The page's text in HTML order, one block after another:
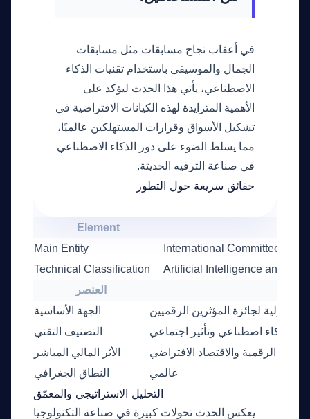
في أعقاب نجاح مسابقات مثل مسابقات
الجمال والموسيقى باستخدام تقنيات الذكاء
الاصطناعي، يأتي هذا الحدث ليؤكد على
الأهمية المتزايدة لهذه الكيانات الافتراضية في
تشكيل الأسواق وقرارات المستهلكين عالميًا،
مما يسلط الضوء على دور الذكاء الاصطناعي
في صناعة الترفيه الحديثة.
حقائق سريعة حول التطور
Element
Main Entity
International Committee for
Technical Classification
Artificial Intelligence and
العنصر
الجهة الأساسية
الدولية لجائزة المؤثرين الرقميين
التصنيف التقني
ذكاء اصطناعي وتأثير اجتماعي
الأثر المالي المباشر
الرقمية والاقتصاد الافتراضي
النطاق الجغرافي
عالمي
التحليل الاستراتيجي والمعمّق
يعكس الحدث تحولات كبيرة في صناعة التكنولوجيا